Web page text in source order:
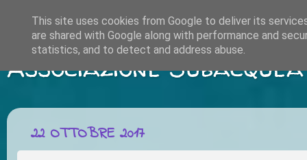
Associazione
22 OTTOBRE 2017
This site uses cookies from Google to deliver its
are shared with Google along with performance and
statistics, and to detect and address abuse.